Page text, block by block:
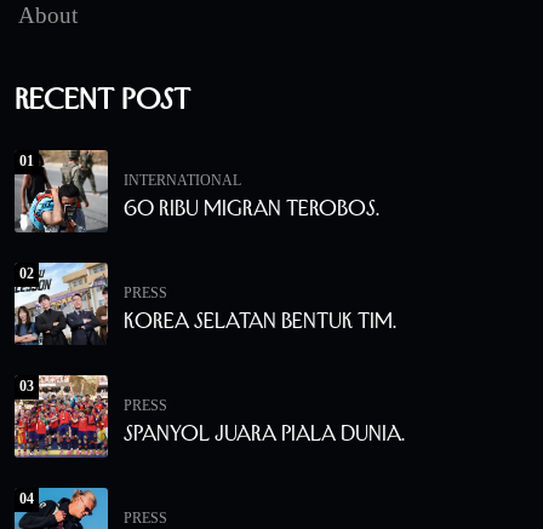
About
Recent Post
01
INTERNATIONAL
60 Ribu Migran Terobos.
02
PRESS
Korea Selatan Bentuk Tim.
03
PRESS
Spanyol Juara Piala Dunia.
04
PRESS